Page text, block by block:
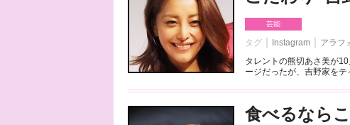
芸能
タグ Instagram アラフ
タレントの熊切あさ美が
ージだったが、吉野家を
食べるなら